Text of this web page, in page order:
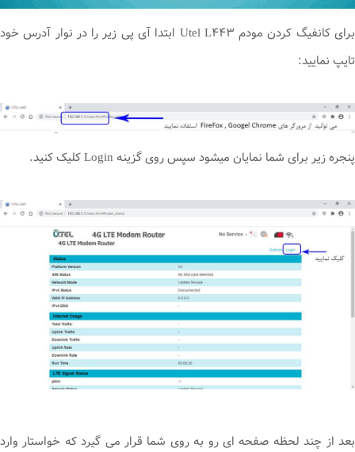
برای کانفیگ کردن مودم Utel L۴۴۳ ابتدا آی پی زیر را در نوار آدرس خود
تایپ نمایید:
پنجره زیر برای شما نمایان میشود سپس روی گزینه Login کلیک کنید.
بعد از چند لحظه صفحه ای رو به روی شما قرار می گیرد که خواستار وارد